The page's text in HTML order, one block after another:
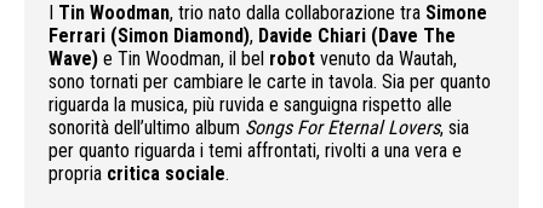
Tin Woodman, trio nato dalla collaborazione tra Simone
Ferrari (Simon Diamond), Davide Chiari (Dave The
Wave) e Tin Woodman, il bel robot venuto da Wautah,
sono tornati per cambiare le carte in tavola. Sia per quanto
riguarda la musica, più ruvida e sanguigna rispetto alle
sonorità dell’ultimo album Songs For Eternal Lovers, sia
per quanto riguarda i temi affrontati, rivolti a una vera e
propria critica sociale.